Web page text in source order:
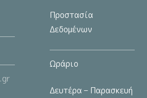
Προστασία
Δεδομένων
Ωράριο
Δευτέρα – Παρασκευή